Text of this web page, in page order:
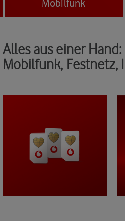
Mobilfunk
Alles aus einer
Mobilfunk, Festnetz,